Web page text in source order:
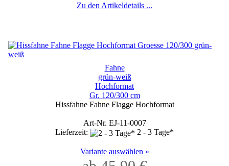
Zu den Artikeldetails ...
Fahne
grün-weiß
Hochformat
Gr. 120/300 cm
Hissfahne Fahne Flagge Hochformat
Art-Nr. EJ-11-0007
Lieferzeit:
2 - 3 Tage*
Variante auswählen »